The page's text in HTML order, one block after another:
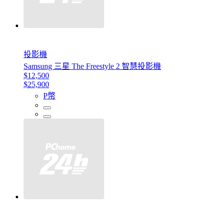
投影機
Samsung 三星 The Freestyle 2 智慧投影機
$12,500
$25,900
P幣